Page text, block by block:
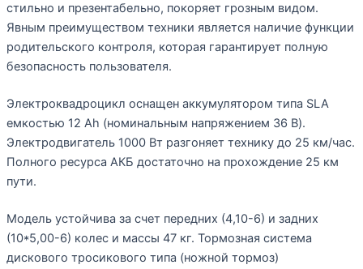
стильно и презентабельно, покоряет грозным видом.
Явным преимуществом техники является наличие функции
родительского контроля, которая гарантирует полную
безопасность пользователя.
Электроквадроцикл оснащен аккумулятором типа SLA
емкостью 12 Ah (номинальным напряжением 36 В).
Электродвигатель 1000 Вт разгоняет технику до 25 км/час.
Полного ресурса АКБ достаточно на прохождение 25 км
пути.
Модель устойчива за счет передних (4,10-6) и задних
(10*5,00-6) колес и массы 47 кг. Тормозная система
дискового тросикового типа (ножной тормоз)